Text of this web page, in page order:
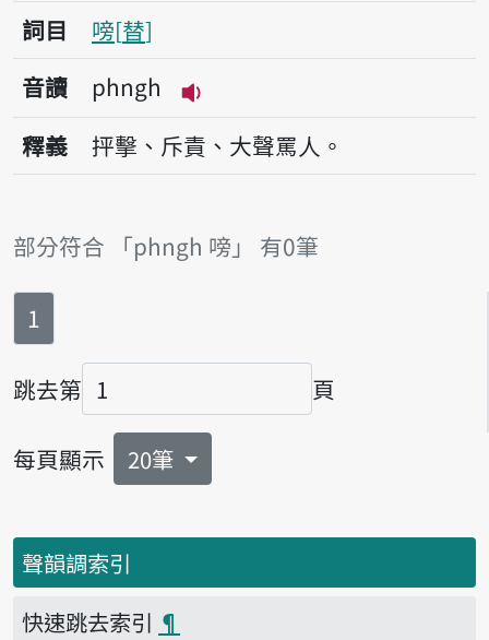
詞目
嗙 替
音讀
phngh
播放音讀phngh
釋義 抨擊、斥責、大聲罵人。
部分符合 「phngh 嗙」 有0筆
第
1
跳去第
頁碼
頁
每頁顯示 20筆
聲韻調索引
快速跳去索引 ¶